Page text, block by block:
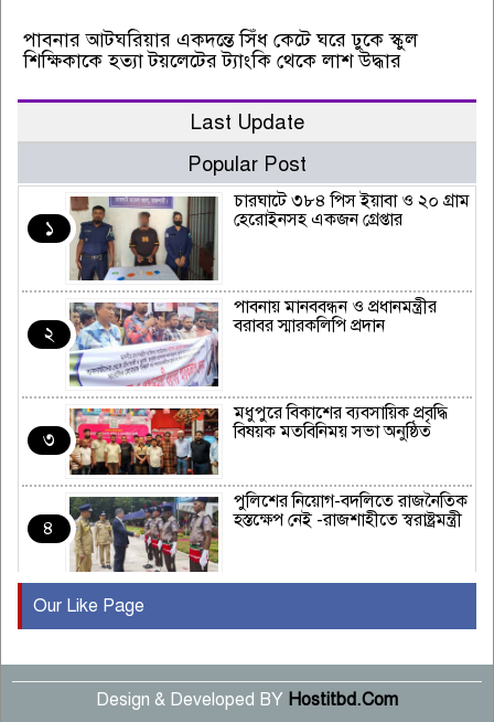
পাবনার আটঘরিয়ার একদন্তে সিঁধ কেটে ঘরে ঢুকে স্কুল
শিক্ষিকাকে হত্যা টয়লেটের ট্যাংকি থেকে লাশ উদ্ধার
Last Update
Popular Post
১
চারঘাটে ৩৮৪ পিস ইয়াবা ও ২০ গ্রাম
হেরোইনসহ একজন গ্রেপ্তার
২
পাবনায় মানববন্ধন ও প্রধানমন্ত্রীর
বরাবর স্মারকলিপি প্রদান
৩
মধুপুরে বিকাশের ব্যবসায়িক প্রবৃদ্ধি
বিষয়ক মতবিনিময় সভা অনুষ্ঠিত
৪
পুলিশের নিয়োগ-বদলিতে রাজনৈতিক
হস্তক্ষেপ নেই -রাজশাহীতে স্বরাষ্ট্রমন্ত্রী
৫
বছর পূর্তি উদযাপন
সংবাদ সম্মেলনে অভিযোগ অস্বীকার
Our Like Page
Design & Developed BY Hostitbd.Com